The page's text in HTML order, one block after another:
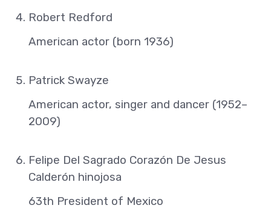
Robert Redford
American actor (born 1936)
Patrick Swayze
American actor, singer and dancer (1952–
2009)
Felipe Del Sagrado Corazón De Jesus
Calderón hinojosa
63th President of Mexico